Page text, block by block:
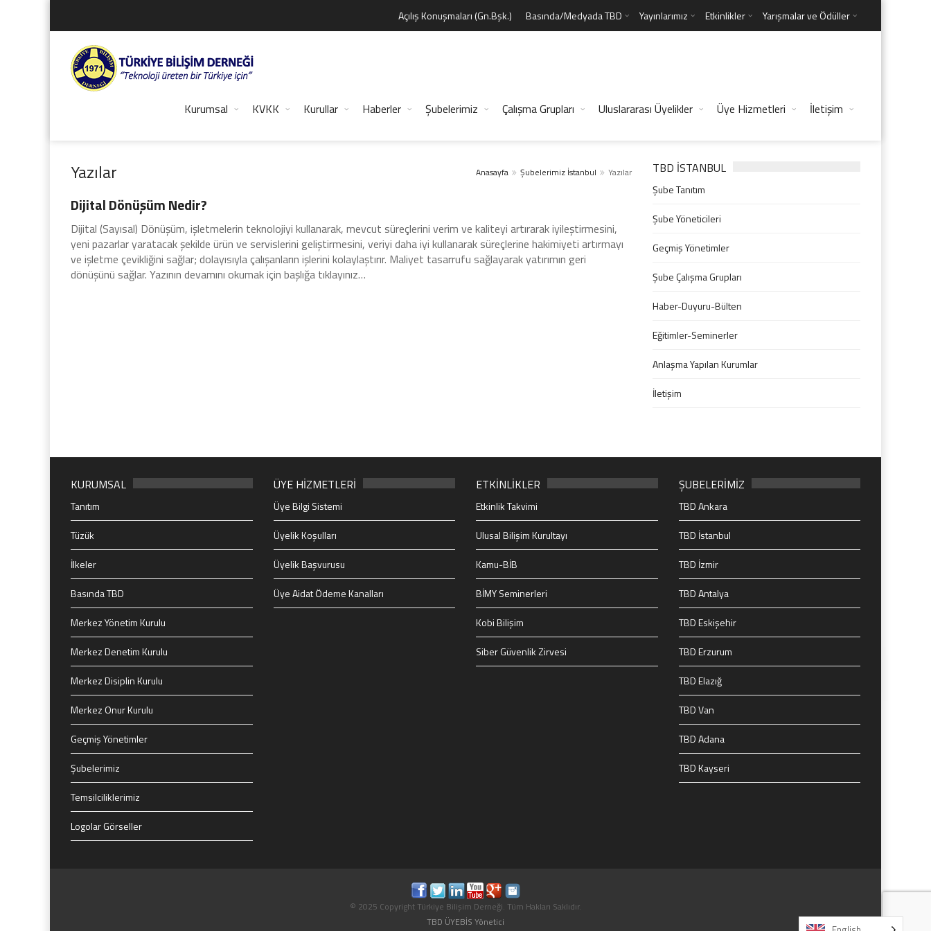
Açılış Konuşmaları (Gn.Bşk.) Basında/Medyada TBD Yayınlarımız Etkinlikler Yarışmalar ve Ödüller
Kurumsal KVKK Kurullar Haberler Şubelerimiz Çalışma Grupları Uluslararası Üyelikler Üye Hizmetleri İletişim
Yazılar Anasayfa Şubelerimiz İstanbul Yazılar
Yazılar
Dijital Dönüşüm Nedir?
Dijital (Sayısal) Dönüşüm, işletmelerin teknolojiyi kullanarak, mevcut süreçlerini verim ve kaliteyi artırarak iyileştirmesini,
yeni pazarlar yaratacak şekilde ürün ve servislerini geliştirmesini, veriyi daha iyi kullanarak süreçlerine hakimiyeti artırmayı
ve işletme çevikliğini sağlar; dolayısıyla çalışanların işlerini kolaylaştırır. Maliyet tasarrufu sağlayarak yatırımın geri
dönüşünü sağlar. Yazının devamını okumak için başlığa tıklayınız…
TBD İSTANBUL
Şube Tanıtım
Şube Yöneticileri
Geçmiş Yönetimler
Şube Çalışma Grupları
Haber-Duyuru-Bülten
Eğitimler-Seminerler
Anlaşma Yapılan Kurumlar
İletişim
KURUMSAL
Tanıtım
Tüzük
İlkeler
Basında TBD
Merkez Yönetim Kurulu
Merkez Denetim Kurulu
Merkez Disiplin Kurulu
Merkez Onur Kurulu
Geçmiş Yönetimler
Şubelerimiz
Temsilciliklerimiz
Logolar Görseller
ÜYE HİZMETLERİ
Üye Bilgi Sistemi
Üyelik Koşulları
Üyelik Başvurusu
Üye Aidat Ödeme Kanalları
ETKİNLİKLER
Etkinlik Takvimi
Ulusal Bilişim Kurultayı
Kamu-BİB
BİMY Seminerleri
Kobi Bilişim
Siber Güvenlik Zirvesi
ŞUBELERİMİZ
TBD Ankara
TBD İstanbul
TBD İzmir
TBD Antalya
TBD Eskişehir
TBD Erzurum
TBD Elazığ
TBD Van
TBD Adana
TBD Kayseri
© 2025 Copyright Türkiye Bilişim Derneği. Tüm Hakları Saklıdır.
TBD ÜYEBİS Yönetici